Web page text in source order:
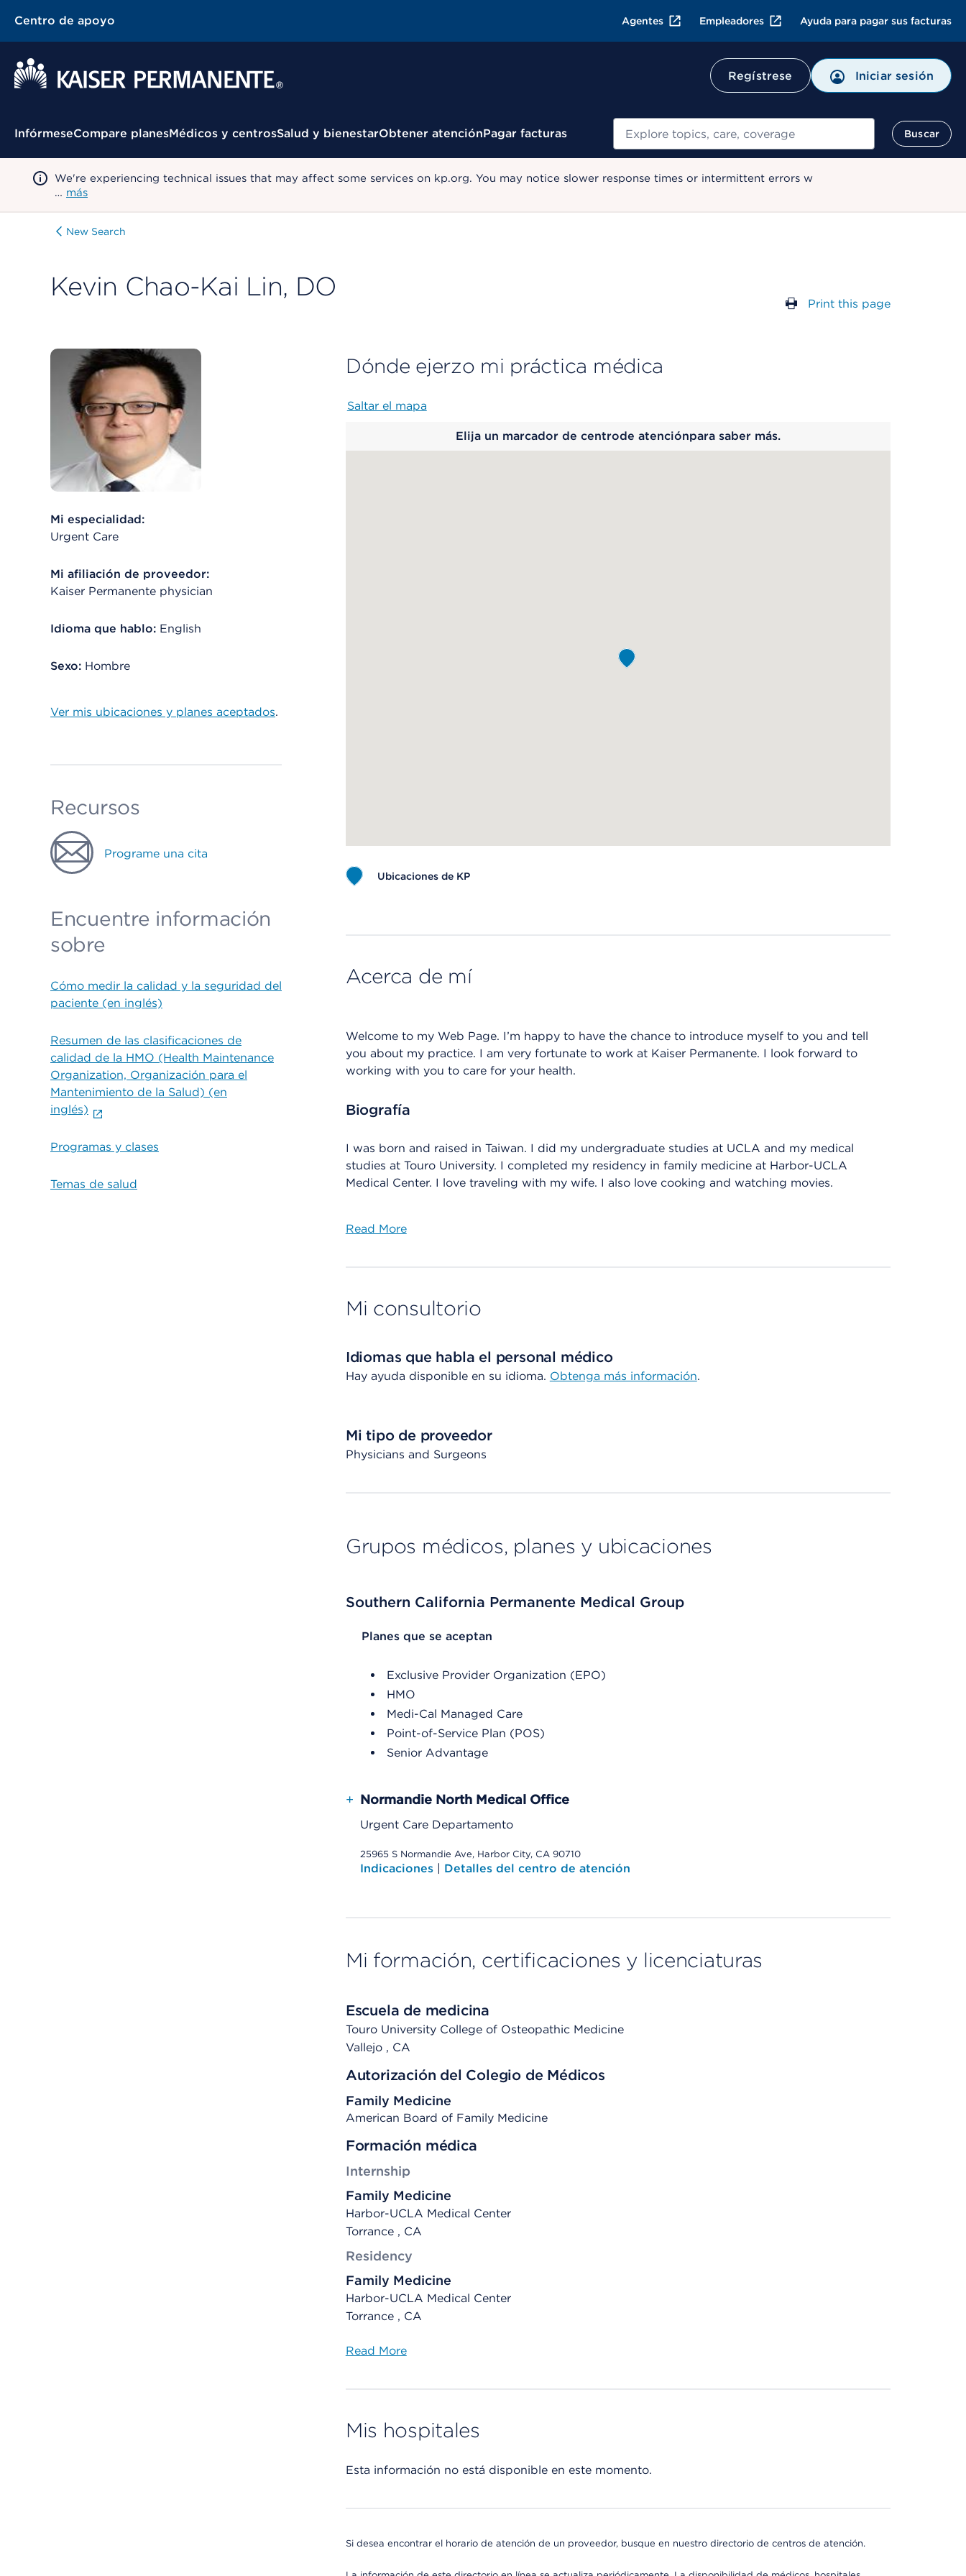
Centro de apoyo Agentes Empleadores Ayuda para pagar sus facturas
Regístrese Iniciar sesión
Menú contextual
InfórmeseCompare planesMédicos y centrosSalud y bienestarObtener atenciónPagar facturas Buscar
Buscar
We're experiencing technical issues that may affect some services on kp.org. You may notice slower response times or intermittent errors w
… más
New Search
Kevin Chao-Kai Lin, DO
Print this page
Mi especialidad:
Urgent Care
Mi afiliación de proveedor:
Kaiser Permanente physician
Idioma que hablo: English
Sexo: Hombre
Ver mis ubicaciones y planes aceptados.
Recursos
Programe una cita
Encuentre información
sobre
Cómo medir la calidad y la seguridad del
paciente (en inglés)
Resumen de las clasificaciones de
calidad de la HMO (Health Maintenance
Organization, Organización para el
Mantenimiento de la Salud) (en
inglés)
Programas y clases
Temas de salud
Dónde ejerzo mi práctica médica
Saltar el mapa
Elija un marcador de centrode atenciónpara saber más.
Ubicaciones de KP
Acerca de mí
Welcome to my Web Page. I’m happy to have the chance to introduce myself to you and tell
you about my practice. I am very fortunate to work at Kaiser Permanente. I look forward to
working with you to care for your health.
Biografía
I was born and raised in Taiwan. I did my undergraduate studies at UCLA and my medical
studies at Touro University. I completed my residency in family medicine at Harbor-UCLA
Medical Center. I love traveling with my wife. I also love cooking and watching movies.
Read More
Mi consultorio
Idiomas que habla el personal médico
Hay ayuda disponible en su idioma. Obtenga más información.
Mi tipo de proveedor
Physicians and Surgeons
Grupos médicos, planes y ubicaciones
Southern California Permanente Medical Group
List Header Planes que se aceptan
Planes que se aceptan
Exclusive Provider Organization (EPO)
HMO
Medi-Cal Managed Care
Point-of-Service Plan (POS)
Senior Advantage
+ Normandie North Medical Office
Urgent Care Departamento
25965 S Normandie Ave, Harbor City, CA 90710
Indicaciones | Detalles del centro de atención
Mi formación, certificaciones y licenciaturas
Escuela de medicina
Touro University College of Osteopathic Medicine
Vallejo , CA
Autorización del Colegio de Médicos
Family Medicine
American Board of Family Medicine
Formación médica
Internship
Family Medicine
Harbor-UCLA Medical Center
Torrance , CA
Residency
Family Medicine
Harbor-UCLA Medical Center
Torrance , CA
Read More
Mis hospitales
Esta información no está disponible en este momento.
Si desea encontrar el horario de atención de un proveedor, busque en nuestro directorio de centros de atención.